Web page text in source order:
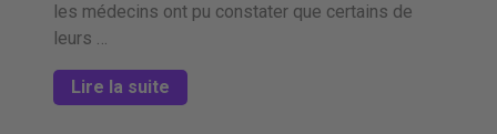
les médecins ont pu constater que certains de
leurs …
Lire la suite